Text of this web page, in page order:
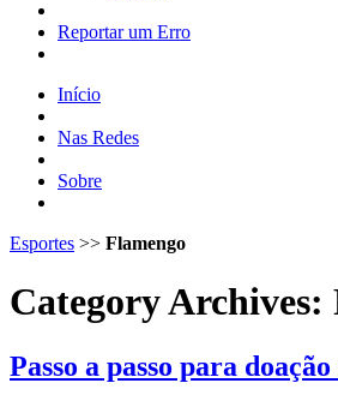
Reportar um Erro
Início
Nas Redes
Sobre
Esportes >> Flamengo
Category Archives:
Passo a passo para